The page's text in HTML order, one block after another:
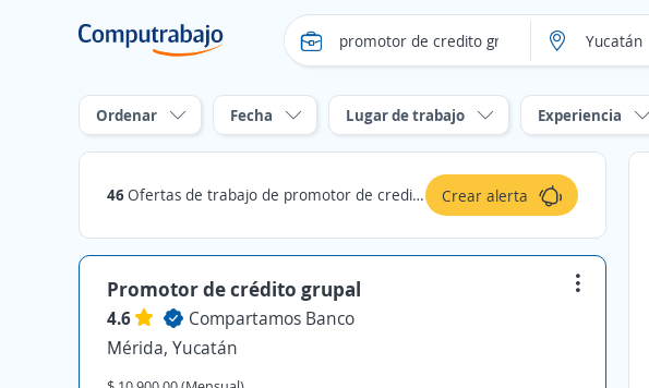
Ordenar Fecha Lugar de trabajo Experiencia
46Ofertas de trabajo de promotor de credito grupal en Yucatán Crear alerta
Promotor de crédito grupal
4.6
Compartamos Banco
Mérida, Yucatán